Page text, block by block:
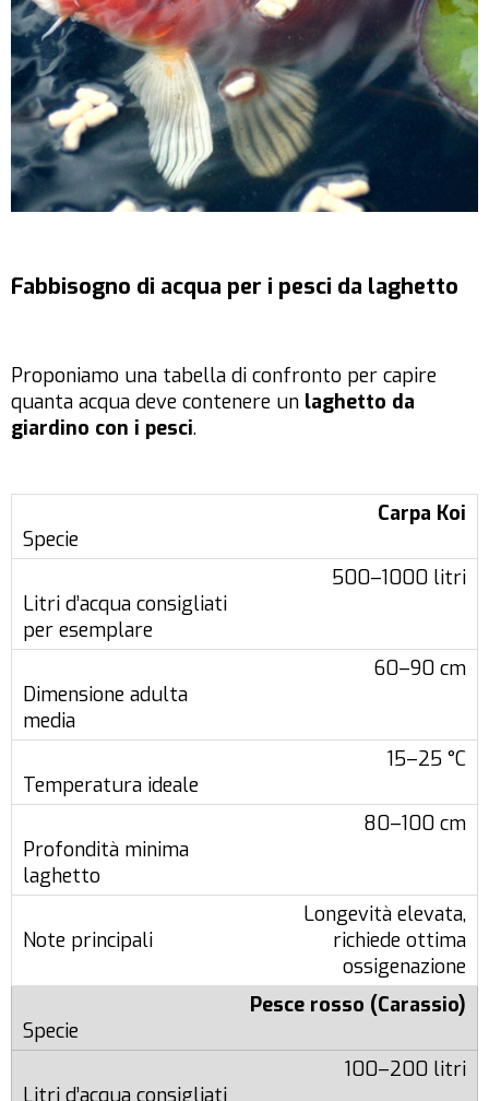
Fabbisogno di acqua per i pesci da laghetto
Proponiamo una tabella di confronto per capire
quanta acqua deve contenere un laghetto da
giardino con i pesci.
Carpa Koi
500–1000 litri
60–90 cm
15–25 °C
80–100 cm
Longevità elevata,
richiede ottima
ossigenazione
Pesce rosso (Carassio)
100–200 litri